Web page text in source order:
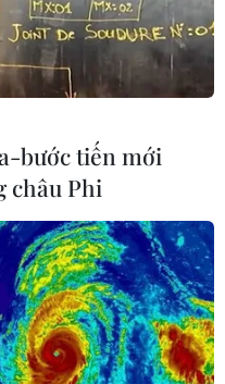
phối.
bước tiến mới
châu Phi